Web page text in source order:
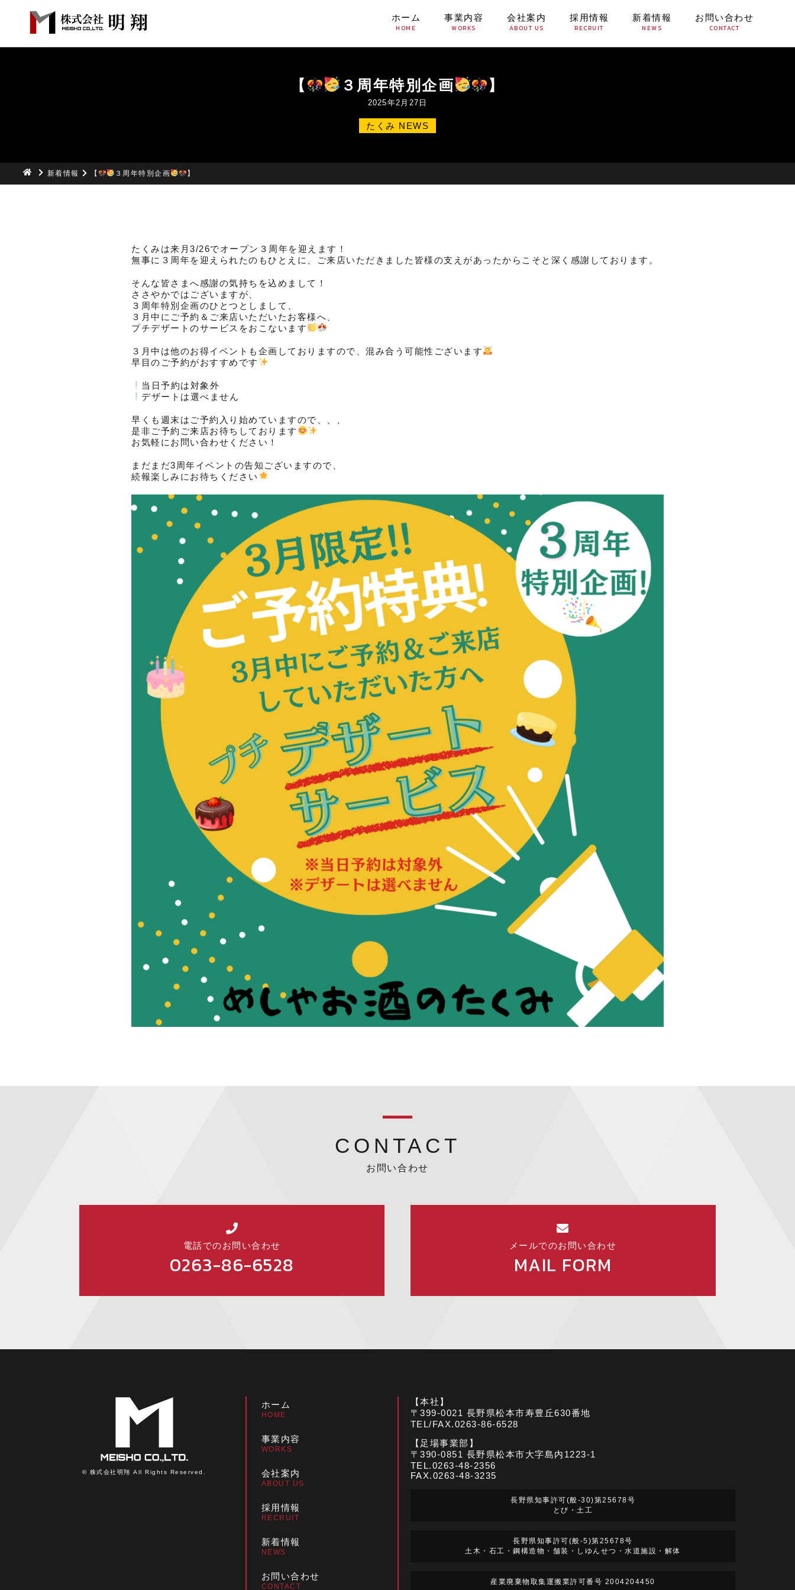
ホーム
HOME
事業内容
WORKS
会社案内
ABOUT US
採用情報
RECRUIT
新着情報
NEWS
お問い合わせ
CONTACT
【 ３周年特別企画 】
2025年2月27日
たくみ NEWS
新着情報 【 ３周年特別企画 】
たくみは来月3/26でオープン３周年を迎えます！
無事に３周年を迎えられたのもひとえに、ご来店いただきました皆様の支えがあったからこそと深く感謝しております。
そんな皆さまへ感謝の気持ちを込めまして！
ささやかではございますが、
３周年特別企画のひとつとしまして、
３月中にご予約＆ご来店いただいたお客様へ、
プチデザートのサービスをおこないます
３月中は他のお得イベントも企画しておりますので、混み合う可能性ございます
早目のご予約がおすすめです
当日予約は対象外
デザートは選べません
早くも週末はご予約入り始めていますので、、、
是非ご予約ご来店お待ちしております
お気軽にお問い合わせください！
まだまだ3周年イベントの告知ございますので、
続報楽しみにお待ちください
CONTACT
お問い合わせ
電話でのお問い合わせ
0263-86-6528
メールでのお問い合わせ
MAIL FORM
© 株式会社明翔 All Rights Reserved.
ホーム
HOME
事業内容
WORKS
会社案内
ABOUT US
採用情報
RECRUIT
新着情報
NEWS
お問い合わせ
CONTACT
【本社】
〒399-0021 長野県松本市寿豊丘630番地
TEL/FAX.0263-86-6528
【足場事業部】
〒390-0851 長野県松本市大字島内1223-1
TEL.0263-48-2356
FAX.0263-48-3235
長野県知事許可(般-30)第25678号
とび・土工
長野県知事許可(般-5)第25678号
土木・石工・鋼構造物・舗装・しゆんせつ・水道施設・解体
産業廃棄物取集運搬業許可番号 2004204450